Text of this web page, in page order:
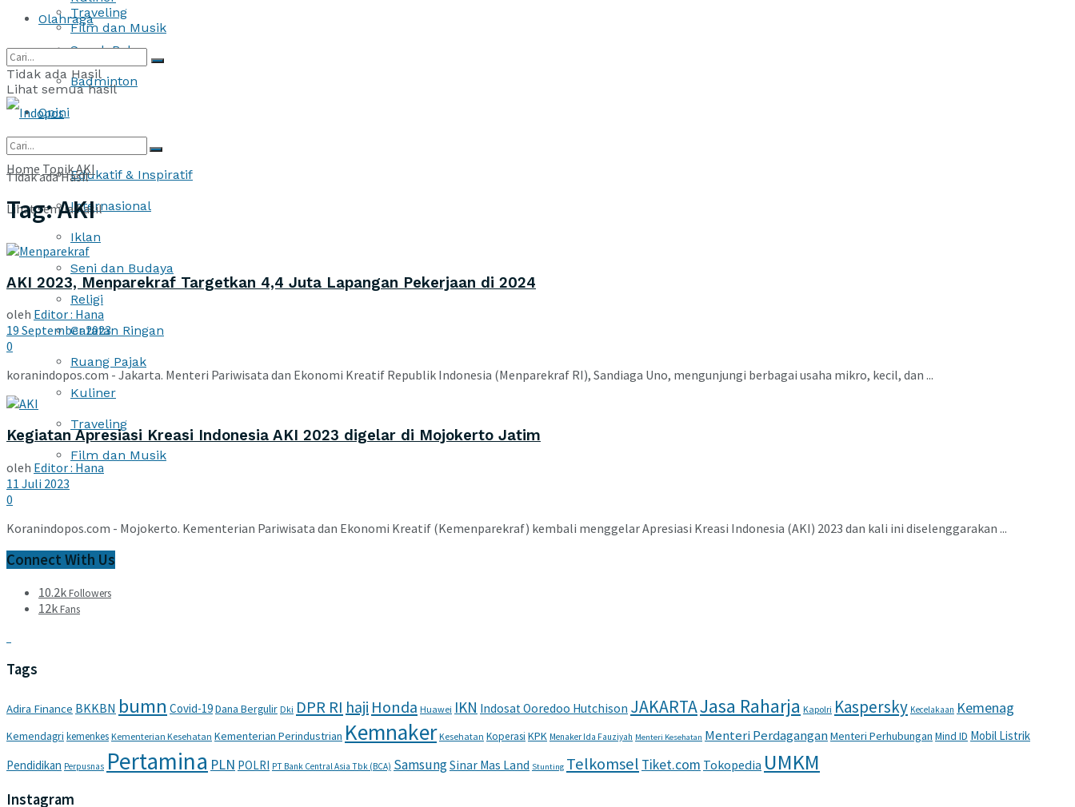
Olahraga
Sepak Bola
Badminton
Opini
Edukatif & Inspiratif
Internasional
Iklan
Seni dan Budaya
Religi
Catatan Ringan
Ruang Pajak
Kuliner
Traveling
Film dan Musik
Traveling
Film dan Musik
Tidak ada Hasil
Lihat semua hasil
Tidak ada Hasil
Lihat semua hasil
Home TopikAKI
Tag:AKI
AKI 2023, Menparekraf Targetkan 4,4 Juta Lapangan Pekerjaan di 2024
oleh Editor : Hana
19 September 2023
0
koranindopos.com - Jakarta. Menteri Pariwisata dan Ekonomi Kreatif Republik Indonesia (Menparekraf RI), Sandiaga Uno, mengunjungi berbagai usaha mikro, kecil, dan ...
Kegiatan Apresiasi Kreasi Indonesia AKI 2023 digelar di Mojokerto Jatim
oleh Editor : Hana
11 Juli 2023
0
Koranindopos.com - Mojokerto. Kementerian Pariwisata dan Ekonomi Kreatif (Kemenparekraf) kembali menggelar Apresiasi Kreasi Indonesia (AKI) 2023 dan kali ini diselenggarakan ...
Connect With Us
10.2kFollowers
12kFans
Tags
Adira Finance BKKBN bumn Covid-19Dana Bergulir Dki DPR RI haji Honda Huawei IKN Indosat Ooredoo Hutchison JAKARTAJasa Raharja Kapolri Kaspersky Kecelakaan Kemenag
Kemendagri kemenkes Kementerian Kesehatan Kementerian Perindustrian Kemnaker Kesehatan Koperasi KPK Menaker Ida Fauziyah Menteri Kesehatan Menteri PerdaganganMenteri Perhubungan Mind ID Mobil Listrik
Pendidikan Perpusnas Pertamina PLN POLRI PT Bank Central Asia Tbk (BCA) SamsungSinar Mas Land Stunting Telkomsel Tiket.com Tokopedia UMKM
Instagram